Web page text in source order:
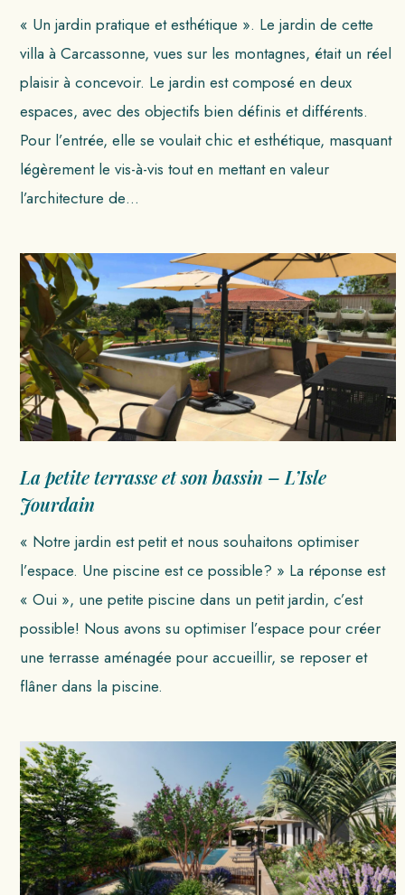
« Un jardin pratique et esthétique ». Le jardin de cette
villa à Carcassonne, vues sur les montagnes, était un réel
plaisir à concevoir. Le jardin est composé en deux
espaces, avec des objectifs bien définis et différents.
Pour l’entrée, elle se voulait chic et esthétique, masquant
légèrement le vis-à-vis tout en mettant en valeur
l’architecture de…
La petite terrasse et son bassin – L’Isle
Jourdain
« Notre jardin est petit et nous souhaitons optimiser
l’espace. Une piscine est ce possible? » La réponse est
« Oui », une petite piscine dans un petit jardin, c’est
possible! Nous avons su optimiser l’espace pour créer
une terrasse aménagée pour accueillir, se reposer et
flâner dans la piscine.